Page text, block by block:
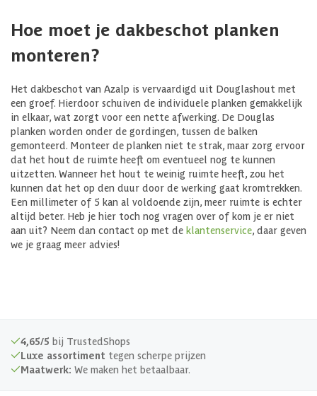
Hoe moet je dakbeschot planken
monteren?
Het dakbeschot van Azalp is vervaardigd uit Douglashout met
een groef. Hierdoor schuiven de individuele planken gemakkelijk
in elkaar, wat zorgt voor een nette afwerking. De Douglas
planken worden onder de gordingen, tussen de balken
gemonteerd. Monteer de planken niet te strak, maar zorg ervoor
dat het hout de ruimte heeft om eventueel nog te kunnen
uitzetten. Wanneer het hout te weinig ruimte heeft, zou het
kunnen dat het op den duur door de werking gaat kromtrekken.
Een millimeter of 5 kan al voldoende zijn, meer ruimte is echter
altijd beter. Heb je hier toch nog vragen over of kom je er niet
aan uit? Neem dan contact op met de klantenservice, daar geven
we je graag meer advies!
4,65/5 bij TrustedShops
Luxe assortiment tegen scherpe prijzen
Maatwerk: We maken het betaalbaar.